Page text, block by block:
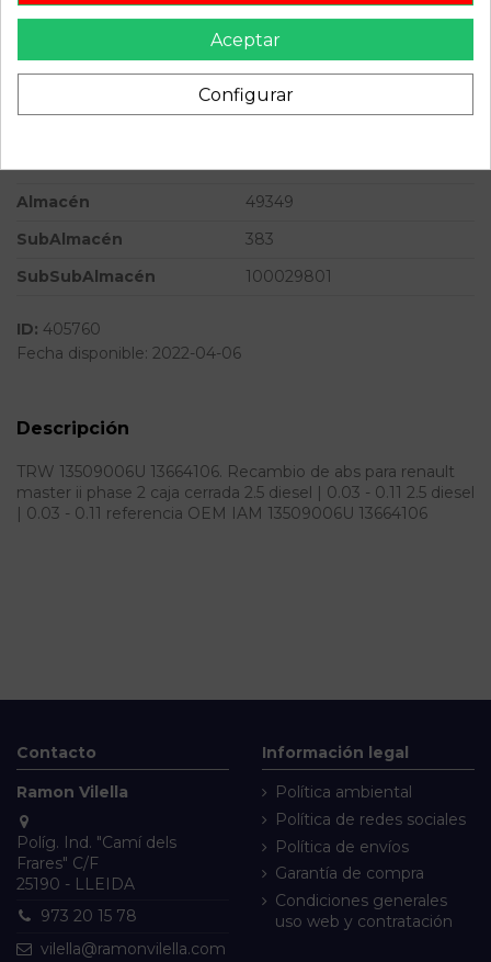
Versión
2.5 Diesel | 0.03 - 0.11
114CV 85KW
0.11
Almacén
49349
SubAlmacén
383
SubSubAlmacén
100029801
ID: 405760
Fecha disponible: 2022-04-06
Descripción
TRW 13509006U 13664106. Recambio de abs para renault
master ii phase 2 caja cerrada 2.5 diesel | 0.03 - 0.11 2.5 diesel
| 0.03 - 0.11 referencia OEM IAM 13509006U 13664106
Contacto
Ramon Vilella
Políg. Ind. "Camí dels
Frares" C/F
25190 - LLEIDA
973 20 15 78
vilella@ramonvilella.com
Información legal
Política ambiental
Política de redes sociales
Política de envíos
Garantía de compra
Condiciones generales
uso web y contratación
Aceptar
Configurar